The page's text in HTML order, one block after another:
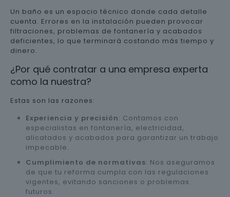
Un baño es un espacio técnico donde cada detalle
cuenta. Errores en la instalación pueden provocar
filtraciones, problemas de fontanería y acabados
deficientes, lo que terminará costando más tiempo y
dinero.
¿Por qué contratar a una empresa experta
como la nuestra?
Estas son las razones:
Experiencia y precisión: Contamos con
especialistas en fontanería, electricidad,
alicatados y acabados para garantizar un trabajo
impecable.
Cumplimiento de normativas: Nos aseguramos
de que tu reforma cumpla con las regulaciones
vigentes, evitando sanciones o problemas
futuros.